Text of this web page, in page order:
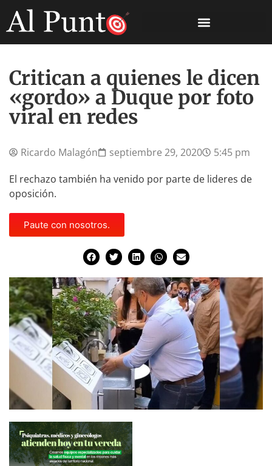
Critican a quienes le dicen
«gordo» a Duque por foto
viral en redes
Ricardo Malagón septiembre 29, 2020
5:45 pm
El rechazo también ha venido por parte de lideres de
oposición.
Paute con nosotros.